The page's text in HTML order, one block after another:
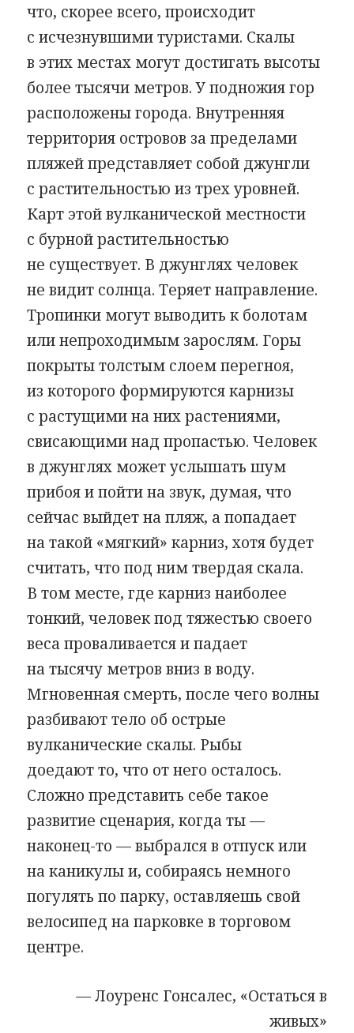
что, скорее всего, происходит
с исчезнувшими туристами. Скалы
в этих местах могут достигать высоты
более тысячи метров. У подножия гор
расположены города. Внутренняя
территория островов за пределами
пляжей представляет собой джунгли
с растительностью из трех уровней.
Карт этой вулканической местности
с бурной растительностью
не существует. В джунглях человек
не видит солнца. Теряет направление.
Тропинки могут выводить к болотам
или непроходимым зарослям. Горы
покрыты толстым слоем перегноя,
из которого формируются карнизы
с растущими на них растениями,
свисающими над пропастью. Человек
в джунглях может услышать шум
прибоя и пойти на звук, думая, что
сейчас выйдет на пляж, а попадает
на такой «мягкий» карниз, хотя будет
считать, что под ним твердая скала.
В том месте, где карниз наиболее
тонкий, человек под тяжестью своего
веса проваливается и падает
на тысячу метров вниз в воду.
Мгновенная смерть, после чего волны
разбивают тело об острые
вулканические скалы. Рыбы
доедают то, что от него осталось.
Сложно представить себе такое
развитие сценария, когда ты —
наконец-то — выбрался в отпуск или
на каникулы и, собираясь немного
погулять по парку, оставляешь свой
велосипед на парковке в торговом
центре.
— Лоуренс Гонсалес, «Остаться в
живых»